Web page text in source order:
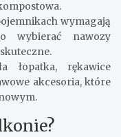
wymagają
wybierać nawozy
łopatka, rękawice
akcesoria, które